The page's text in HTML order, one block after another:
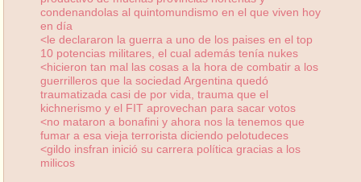
condenandolas al quintomundismo en el que viven hoy
en día
<le declararon la guerra a uno de los paises en el top
10 potencias militares, el cual además tenía nukes
<hicieron tan mal las cosas a la hora de combatir a los
guerrilleros que la sociedad Argentina quedó
traumatizada casi de por vida, trauma que el
kichnerismo y el FIT aprovechan para sacar votos
<no mataron a bonafini y ahora nos la tenemos que
fumar a esa vieja terrorista diciendo pelotudeces
<gildo insfran inició su carrera política gracias a los
milicos